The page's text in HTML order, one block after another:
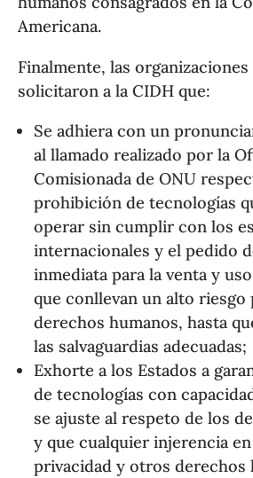
Americana.
Finalmente, las
solicitaron a la CIDH que:
Se adhiera con un
al llamado realizado por la
Comisionada de ONU
prohibición de tecnologías
operar sin cumplir con los
internacionales y el pedido
inmediata para la venta y
que conllevan un alto riesgo
derechos humanos, hasta
las salvaguardias adecuadas;
Exhorte a los Estados a
de tecnologías con
se ajuste al respeto de los
y que cualquier injerencia
privacidad y otros derechos